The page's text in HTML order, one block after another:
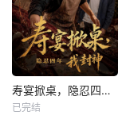
寿宴掀桌，隐忍四年我封神
已完结